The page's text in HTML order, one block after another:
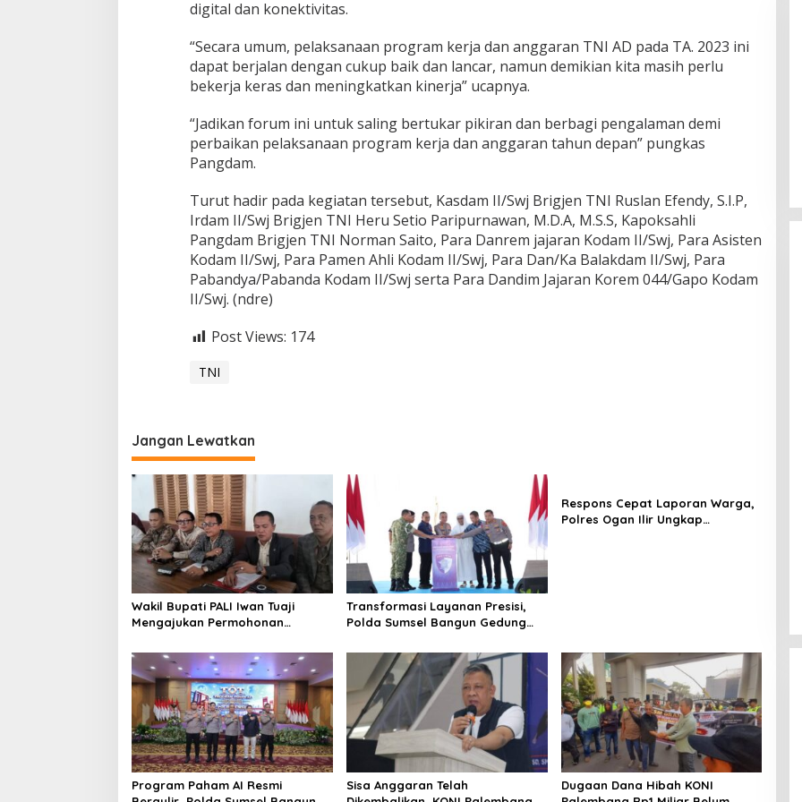
a
/
S
j
digital dan konektivitas.
“Secara umum, pelaksanaan program kerja dan anggaran TNI AD pada TA. 2023 ini
dapat berjalan dengan cukup baik dan lancar, namun demikian kita masih perlu
bekerja keras dan meningkatkan kinerja” ucapnya.
“Jadikan forum ini untuk saling bertukar pikiran dan berbagi pengalaman demi
perbaikan pelaksanaan program kerja dan anggaran tahun depan” pungkas
Pangdam.
Turut hadir pada kegiatan tersebut, Kasdam II/Swj Brigjen TNI Ruslan Efendy, S.I.P,
Irdam II/Swj Brigjen TNI Heru Setio Paripurnawan, M.D.A, M.S.S, Kapoksahli
Pangdam Brigjen TNI Norman Saito, Para Danrem jajaran Kodam II/Swj, Para Asisten
Kodam II/Swj, Para Pamen Ahli Kodam II/Swj, Para Dan/Ka Balakdam II/Swj, Para
Pabandya/Pabanda Kodam II/Swj serta Para Dandim Jajaran Korem 044/Gapo Kodam
II/Swj. (ndre)
Post Views: 174
TNI
Jangan Lewatkan
Wakil Bupati PALI Iwan Tuaji
Mengajukan Permohonan
Transformasi Layanan Presisi,
Polda Sumsel Bangun Gedung
Respons Cepat Laporan Warga,
Polres Ogan Ilir Ungkap
Program Paham AI Resmi
Sisa Anggaran Telah
Dugaan Dana Hibah KONI
DPW PAN Sumsel Segera
Laksanakan Musyawarah Wilayah
2025